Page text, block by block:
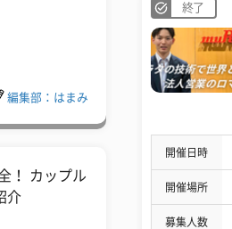
編集部：はまみ
！ カップル
介
終了
開催日時
開催場所
募集人数